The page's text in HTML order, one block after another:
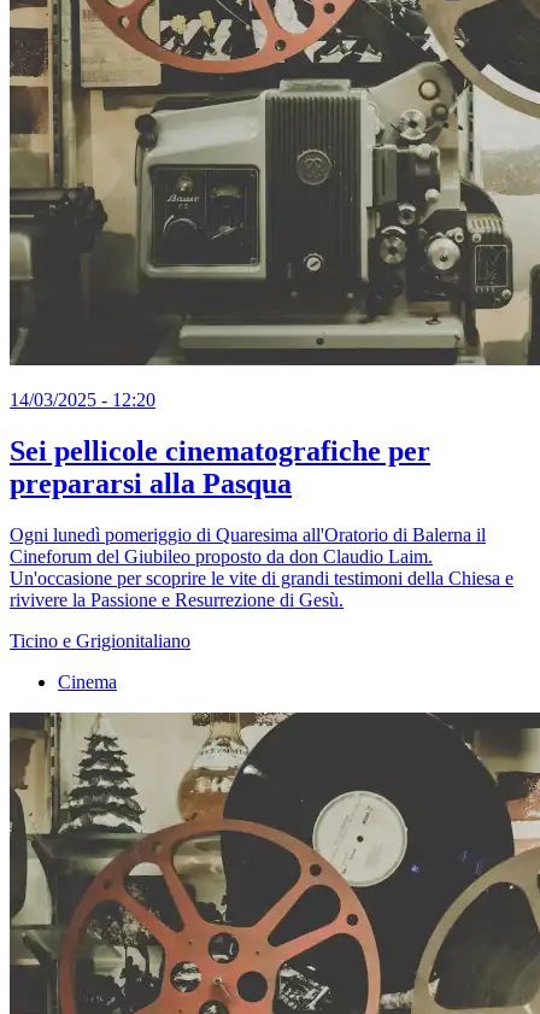
14/03/2025 - 12:20
Sei pellicole cinematografiche per
prepararsi alla Pasqua
Ogni lunedì pomeriggio di Quaresima all'Oratorio di Balerna il
Cineforum del Giubileo proposto da don Claudio Laim.
Un'occasione per scoprire le vite di grandi testimoni della Chiesa e
rivivere la Passione e Resurrezione di Gesù.
Ticino e Grigionitaliano
Cinema